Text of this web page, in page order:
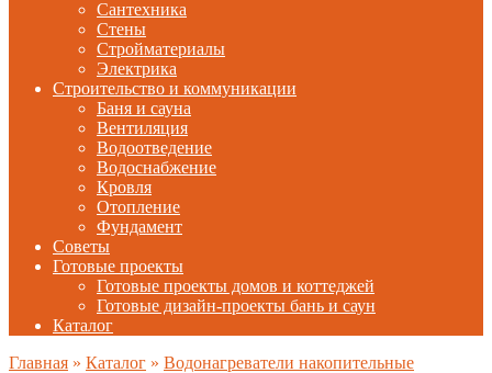
Сантехника
Стены
Стройматериалы
Электрика
Строительство и коммуникации
Баня и сауна
Вентиляция
Водоотведение
Водоснабжение
Кровля
Отопление
Фундамент
Советы
Готовые проекты
Готовые проекты домов и коттеджей
Готовые дизайн-проекты бань и саун
Каталог
Главная » Каталог » Водонагреватели накопительные